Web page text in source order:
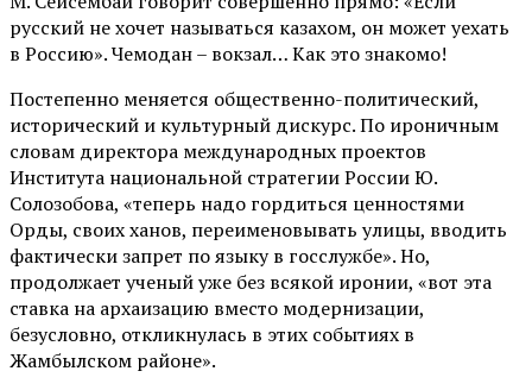
русский не хочет называться казахом, он может уехать
в Россию». Чемодан – вокзал… Как это знакомо!
Постепенно меняется общественно-политический,
исторический и культурный дискурс. По ироничным
словам директора международных проектов
Института национальной стратегии России Ю.
Солозобова, «теперь надо гордиться ценностями
Орды, своих ханов, переименовывать улицы, вводить
фактически запрет по языку в госслужбе». Но,
продолжает ученый уже без всякой иронии, «вот эта
ставка на архаизацию вместо модернизации,
безусловно, откликнулась в этих событиях в
Жамбылском районе».